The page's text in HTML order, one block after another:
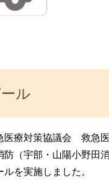
ル
医療対策協議会 救急
（宇部・山陽小野田
を実施しました。